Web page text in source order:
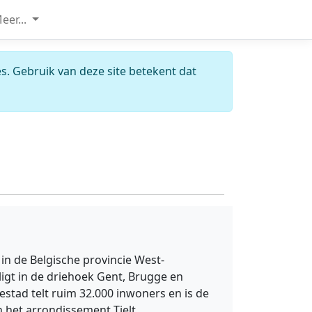
Gebruik van deze site betekent dat
de Belgische provincie West-
in de driehoek Gent, Brugge en
telt ruim 32.000 inwoners en is de